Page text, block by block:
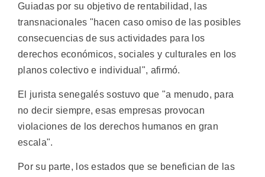
Guiadas por su objetivo de rentabilidad, las
transnacionales "hacen caso omiso de las posibles
consecuencias de sus actividades para los
derechos económicos, sociales y culturales en los
planos colectivo e individual", afirmó.
El jurista senegalés sostuvo que "a menudo, para
no decir siempre, esas empresas provocan
violaciones de los derechos humanos en gran
escala".
Por su parte, los estados que se benefician de las